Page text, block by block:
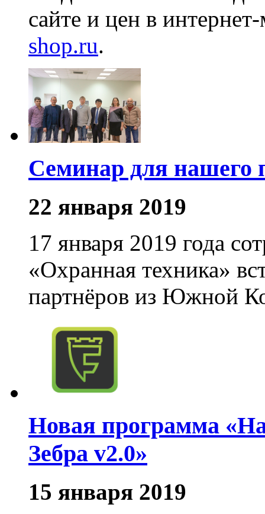
сайте и цен в
shop.ru.
Семинар для нашего
22 января 2019
17 января 2019 года
«Охранная техника»
партнёров из Южной
Новая программа
Зебра v2.0»
15 января 2019